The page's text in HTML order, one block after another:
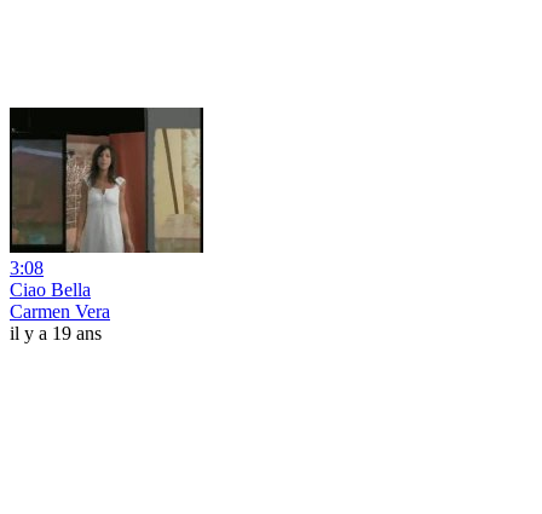
3:08
Ciao Bella
Carmen Vera
il y a 19 ans